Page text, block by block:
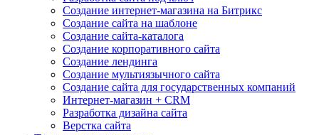
Создание интернет-магазина на Битрикс
Создание сайта на шаблоне
Создание сайта-каталога
Создание корпоративного сайта
Создание лендинга
Создание мультиязычного сайта
Создание сайта для государственных компаний
Интернет-магазин + CRM
Разработка дизайна сайта
Верстка сайта